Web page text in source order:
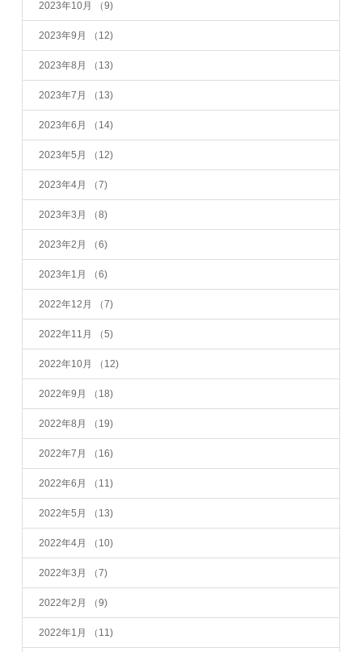
2023年10月 （9)
2023年9月 （12)
2023年8月 （13)
2023年7月 （13)
2023年6月 （14)
2023年5月 （12)
2023年4月 （7)
2023年3月 （8)
2023年2月 （6)
2023年1月 （6)
2022年12月 （7)
2022年11月 （5)
2022年10月 （12)
2022年9月 （18)
2022年8月 （19)
2022年7月 （16)
2022年6月 （11)
2022年5月 （13)
2022年4月 （10)
2022年3月 （7)
2022年2月 （9)
2022年1月 （11)